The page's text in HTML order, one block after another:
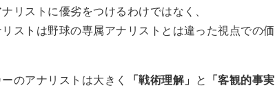
リストに優劣をつけるわけではなく、
ストは野球の専属アナリストとは違った視点での
のアナリストは大きく
「戦術理解」 と 「客観的事